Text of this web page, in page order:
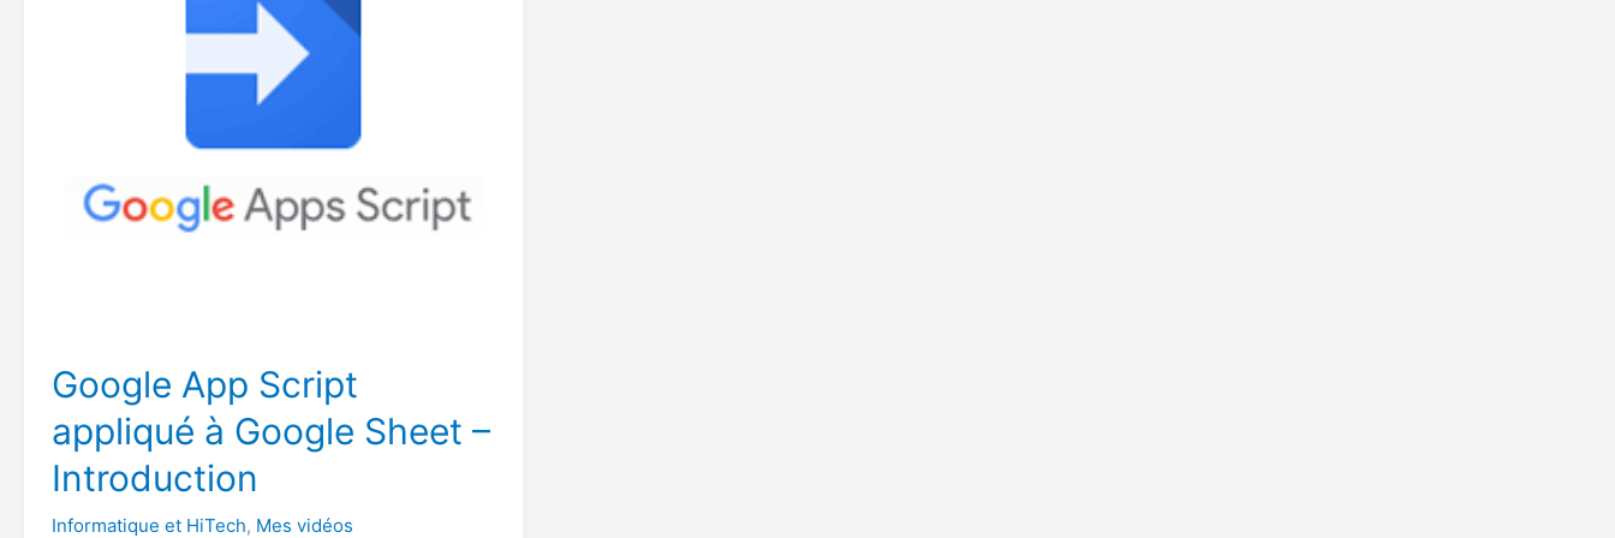
Google App Script
appliqué à Google Sheet –
Introduction
Informatique et HiTech, Mes vidéos